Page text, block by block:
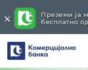
Комерцијална
банка
Преземи ја
бесплатно